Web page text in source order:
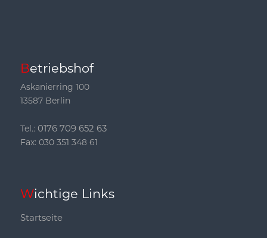
Betriebshof
Askanierring 100
13587 Berlin
Tel.: 0176 709 652 63
Fax: 030 351 348 61
Wichtige Links
Startseite